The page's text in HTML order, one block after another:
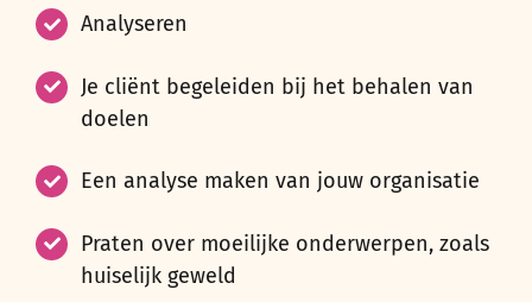
Analyseren
Je cliënt begeleiden bij het behalen van
doelen
Een analyse maken van jouw organisatie
Praten over moeilijke onderwerpen, zoals
huiselijk geweld